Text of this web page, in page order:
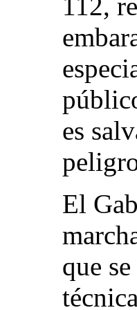
112,
es
El
que